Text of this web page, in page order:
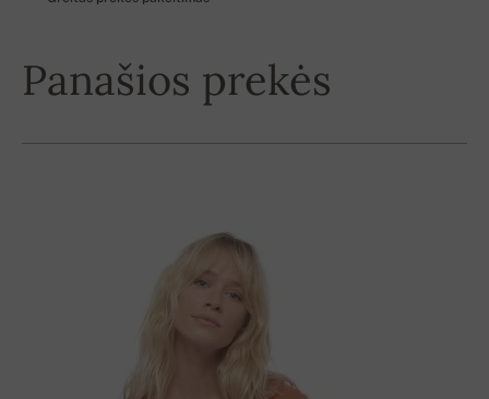
Panašios prekės